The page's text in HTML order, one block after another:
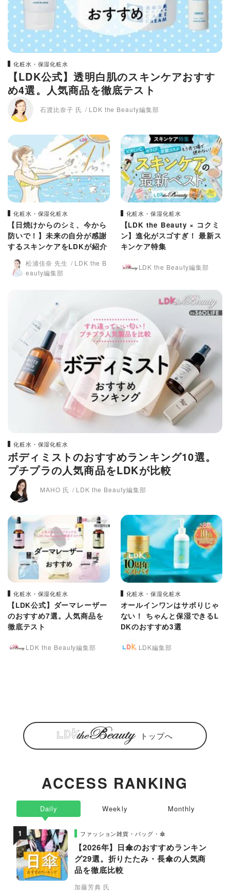
化粧水・保湿化粧水
【LDK公式】透明白肌のスキンケアおすす
め4選。人気商品を徹底テスト
石渡比奈子 氏 LDK the Beauty編集部
化粧水・保湿化粧水
【日焼けからのシミ、今から
防いで！】未来の自分が感謝
するスキンケアをLDKが紹介
松浦佳奈 先生
LDK the B
eauty編集部
化粧水・保湿化粧水
【LDK the Beauty × コクミ
ン】進化がスゴすぎ！ 最新ス
キンケア特集
LDK the Beauty編集部
化粧水・保湿化粧水
ボディミストのおすすめランキング10選。
プチプラの人気商品をLDKが比較
MAHO 氏 LDK the Beauty編集部
化粧水・保湿化粧水
【LDK公式】ダーマレーザー
のおすすめ7選。人気商品を
徹底テスト
LDK the Beauty編集部
化粧水・保湿化粧水
オールインワンはサボりじゃ
ない！ ちゃんと保湿できるL
DKのおすすめ3選
LDK編集部
トップへ
ACCESS RANKING
Daily
ファッション雑貨・バッグ・傘
【2026年】日傘のおすすめランキン
グ29選。折りたたみ・長傘の人気商
品を徹底比較
加藤芳典 氏
Weekly Monthly